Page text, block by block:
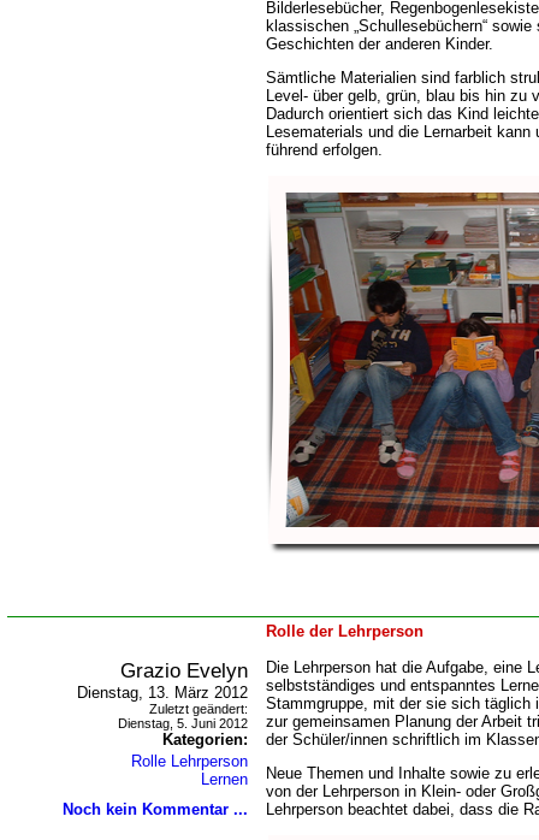
Bilderlesebücher,
klassischen „Schullesebüchern“
Geschichten der anderen Kinder.
Sämtliche Materialien sind farblich
Level- über gelb, grün, blau bis hin zu
Dadurch orientiert sich das Kind
Lesematerials und die Lernarbeit
führend erfolgen.
Rolle der Lehrperson
Grazio Evelyn
Dienstag, 13. März 2012
Zuletzt geändert:
Dienstag, 5. Juni 2012
Kategorien:
Rolle Lehrperson
Lernen
Noch kein Kommentar ...
Die Lehrperson hat die Aufgabe, eine
selbstständiges und entspanntes
Stammgruppe, mit der sie sich täglich
zur gemeinsamen Planung der Arbeit
der Schüler/innen schriftlich im
Neue Themen und Inhalte sowie zu
von der Lehrperson in Klein- oder
Lehrperson beachtet dabei, dass die